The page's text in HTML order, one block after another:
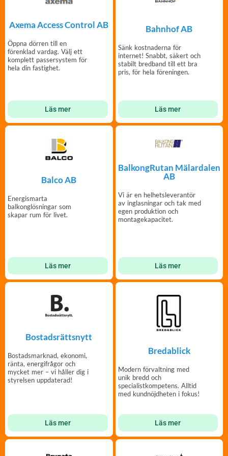
Axema Access Control AB
Öppna dörren till en
förenklad vardag. Välj ett
komplett passersystem för
hela din fastighet.
Läs mer
Bahnhof AB
Sänk kostnaderna för
internet! Snabbt, säkert och
stabilt bredband till ett bra
pris, för hela föreningen.
Läs mer
Balco AB
Energismarta
balkonglösningar som
skapar rum för livet.
Läs mer
BalkongRutan Mälardalen
AB
Vi är en helhetsleverantör
av inglasningar och tak med
egen produktion och
montagekapacitet.
Läs mer
Bostadsrättsnytt
Bostadsmarknad, ekonomi,
ränta, energifrågor och
mycket mer – vi håller dig i
styrelsen uppdaterad!
Läs mer
Bredablick
Modern förvaltning med
unik bredd och
specialistkompetens. Alltid
med kundnöjdheten i fokus!
Läs mer